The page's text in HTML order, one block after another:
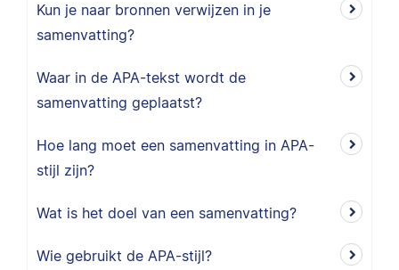
Kun je naar bronnen verwijzen in je
samenvatting?
Waar in de APA-tekst wordt de
samenvatting geplaatst?
Hoe lang moet een samenvatting in APA-
stijl zijn?
Wat is het doel van een samenvatting?
Wie gebruikt de APA-stijl?